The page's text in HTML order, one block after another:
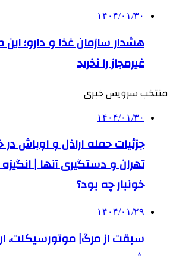
۱۴۰۴/۰۱/۳۰
هشدار سازمان غذا و دارو؛
غیرمجاز را نخرید
منتخب سرویس خبری
۱۴۰۴/۰۱/۳۰
جزئیات حمله اراذل و اوباش
تهران و دستگیری آنها | انگیزه
خونبار چه بود؟
۱۴۰۴/۰۱/۲۹
سبقت از مرگ| موتورسیکلت،